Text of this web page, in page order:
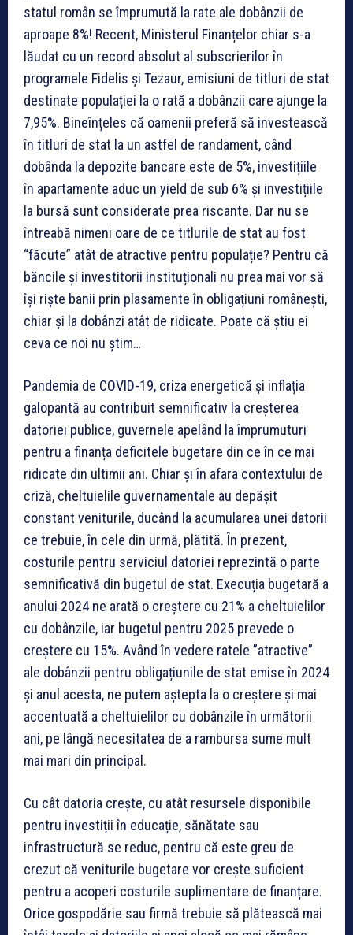
statul român se împrumută la rate ale dobânzii de
aproape 8%! Recent, Ministerul Finanțelor chiar s-a
lăudat cu un record absolut al subscrierilor în
programele Fidelis și Tezaur, emisiuni de titluri de stat
destinate populației la o rată a dobânzii care ajunge la
7,95%. Bineînțeles că oamenii preferă să investească
în titluri de stat la un astfel de randament, când
dobânda la depozite bancare este de 5%, investițiile
în apartamente aduc un yield de sub 6% și investițiile
la bursă sunt considerate prea riscante. Dar nu se
întreabă nimeni oare de ce titlurile de stat au fost
“făcute” atât de atractive pentru populație? Pentru că
băncile și investitorii instituționali nu prea mai vor să
își riște banii prin plasamente în obligațiuni românești,
chiar și la dobânzi atât de ridicate. Poate că știu ei
ceva ce noi nu știm…
Pandemia de COVID-19, criza energetică și inflația
galopantă au contribuit semnificativ la creșterea
datoriei publice, guvernele apelând la împrumuturi
pentru a finanța deficitele bugetare din ce în ce mai
ridicate din ultimii ani. Chiar și în afara contextului de
criză, cheltuielile guvernamentale au depășit
constant veniturile, ducând la acumularea unei datorii
ce trebuie, în cele din urmă, plătită. În prezent,
costurile pentru serviciul datoriei reprezintă o parte
semnificativă din bugetul de stat. Execuția bugetară a
anului 2024 ne arată o creștere cu 21% a cheltuielilor
cu dobânzile, iar bugetul pentru 2025 prevede o
creștere cu 15%. Având în vedere ratele ”atractive”
ale dobânzii pentru obligațiunile de stat emise în 2024
și anul acesta, ne putem aștepta la o creștere și mai
accentuată a cheltuielilor cu dobânzile în următorii
ani, pe lângă necesitatea de a rambursa sume mult
mai mari din principal.
Cu cât datoria crește, cu atât resursele disponibile
pentru investiții în educație, sănătate sau
infrastructură se reduc, pentru că este greu de
crezut că veniturile bugetare vor crește suficient
pentru a acoperi costurile suplimentare de finanțare.
Orice gospodărie sau firmă trebuie să plătească mai